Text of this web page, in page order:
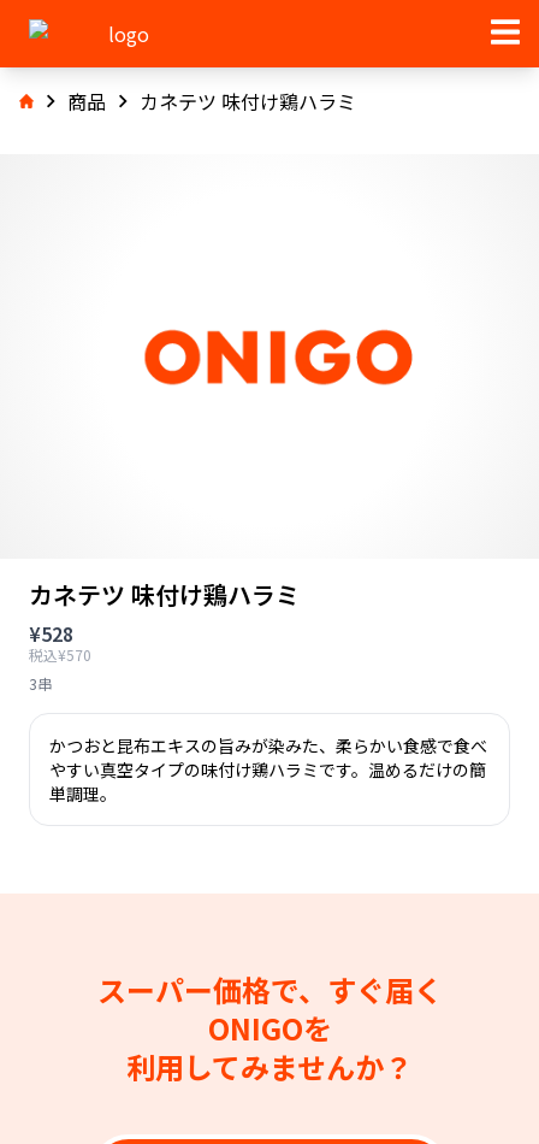
商品 カネテツ 味付け鶏ハラミ
カネテツ 味付け鶏ハラミ
¥528
税込¥570
3串
かつおと昆布エキスの旨みが染みた、柔らかい食感で食べ
やすい真空タイプの味付け鶏ハラミです。温めるだけの簡
単調理。
スーパー価格で、すぐ届く
ONIGOを
利用してみませんか？